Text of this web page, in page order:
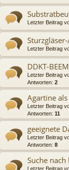
Letzter Beitrag
Letzter Beitrag
DDKT-
Letzter Beitrag
Antworten: 2
Agartine
Letzter Beitrag
Antworten: 11
geeignete
Letzter Beitrag
Antworten: 8
Suche
Letzter Beitrag